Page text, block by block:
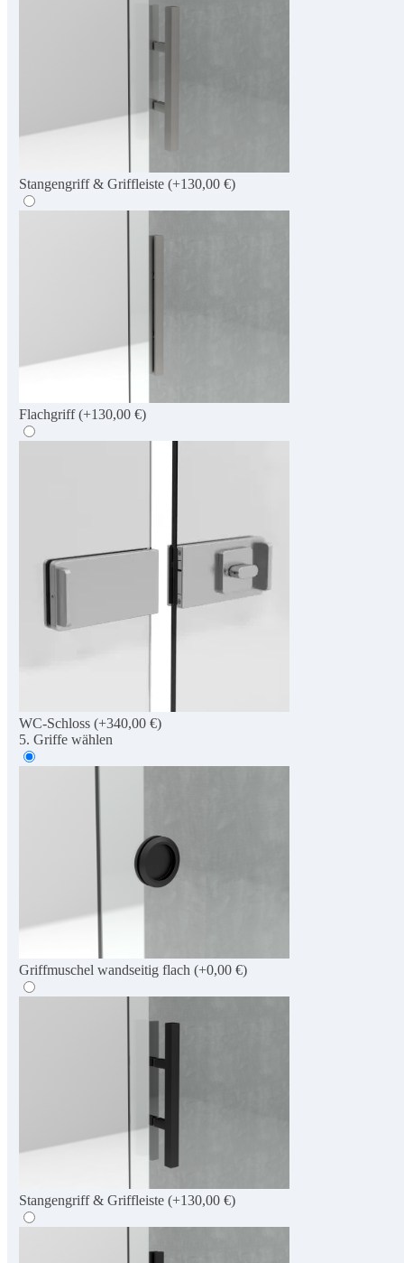
Stangengriff & Griffleiste (+130,00 €)
Flachgriff(+130,00 €)
WC-Schloss (+340,00 €)
5. Griffe wählen
Griffmuschel wandseitig flach (+0,00 €)
Stangengriff & Griffleiste (+130,00 €)